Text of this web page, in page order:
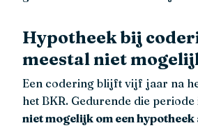
Hypotheek bij
meestal niet
Een codering blijft vijf jaar na
het BKR. Gedurende die periode
niet mogelijk om een hypotheek